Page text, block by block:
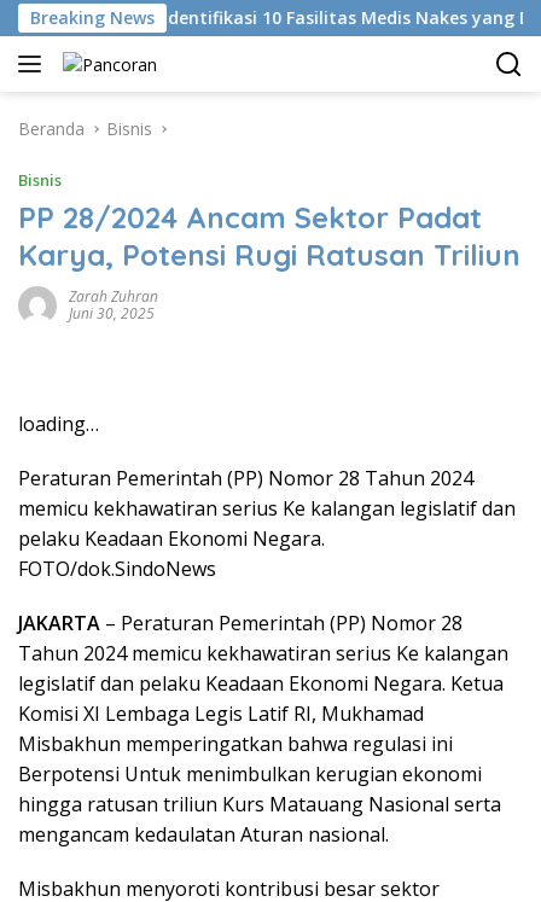
Langsung
ke
konten
Breaking News
KKI Identifikasi 10 Fasilitas Medis Nakes yang Diduga
Beranda Bisnis
Bisnis
PP 28/2024 Ancam Sektor Padat
Karya, Potensi Rugi Ratusan Triliun
Zarah Zuhran
Juni 30, 2025
loading…
Peraturan Pemerintah (PP) Nomor 28 Tahun 2024
memicu kekhawatiran serius Ke kalangan legislatif dan
pelaku Keadaan Ekonomi Negara.
FOTO/dok.SindoNews
JAKARTA – Peraturan Pemerintah (PP) Nomor 28
Tahun 2024 memicu kekhawatiran serius Ke kalangan
legislatif dan pelaku Keadaan Ekonomi Negara. Ketua
Komisi XI Lembaga Legis Latif RI, Mukhamad
Misbakhun memperingatkan bahwa regulasi ini
Berpotensi Untuk menimbulkan kerugian ekonomi
hingga ratusan triliun Kurs Matauang Nasional serta
mengancam kedaulatan Aturan nasional.
Misbakhun menyoroti kontribusi besar sektor